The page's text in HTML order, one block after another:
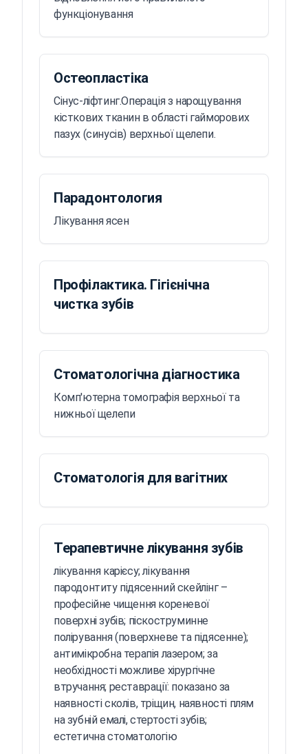
функціонування
Остеопластіка
Сінус-ліфтинг.Операція з нарощування
кісткових тканин в області гайморових
пазух (синусів) верхньої щелепи.
Парадонтология
Лікування ясен
Профілактика. Гігієнічна
чистка зубів
Стоматологічна діагностика
Комп'ютерна томографія верхньої та
нижньої щелепи
Стоматологія для вагітних
Терапевтичне лікування зубів
лікування карієсу; лікування
пародонтиту підясенний скейлінг –
професійне чищення кореневої
поверхні зубів; піскоструминне
полірування (поверхневе та підясенне);
антимікробна терапія лазером; за
необхідності можливе хірургічне
втручання; реставрації: показано за
наявності сколів, тріщин, наявності плям
на зубній емалі, стертості зубів;
естетична стоматологію